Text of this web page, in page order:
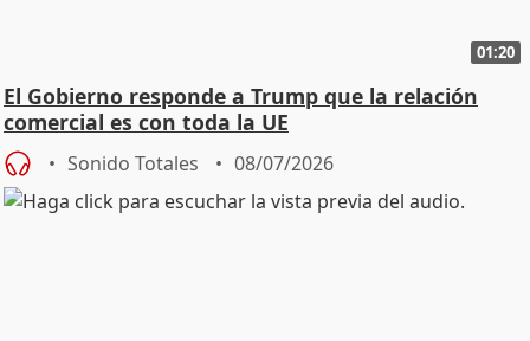
01:20
El Gobierno responde a Trump que la relación
comercial es con toda la UE
Sonido Totales 08/07/2026